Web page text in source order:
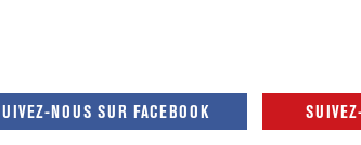
NOUS SUR FACEBOOK